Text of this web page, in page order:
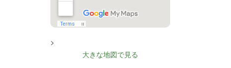
>
大きな地図で見る